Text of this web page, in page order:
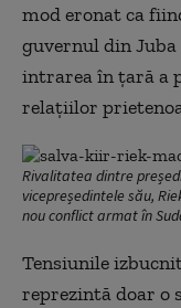
mod eronat ca
guvernul din
intrarea în țară a
relațiilor
Rivalitatea dintre
vicepreședintele său,
nou conflict armat în
Tensiunile
reprezintă doar o